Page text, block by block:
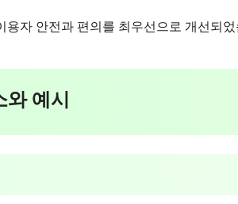
용자 안전과 편의를 최우선으로 개선되
예시